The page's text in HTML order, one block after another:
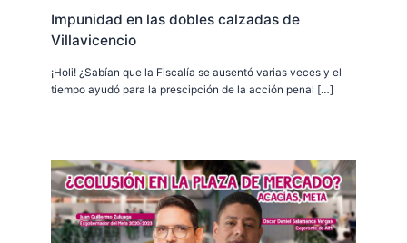
Impunidad en las dobles calzadas de
Villavicencio
¡Holi! ¿Sabían que la Fiscalía se ausentó varias veces y el
tiempo ayudó para la prescipción de la acción penal […]